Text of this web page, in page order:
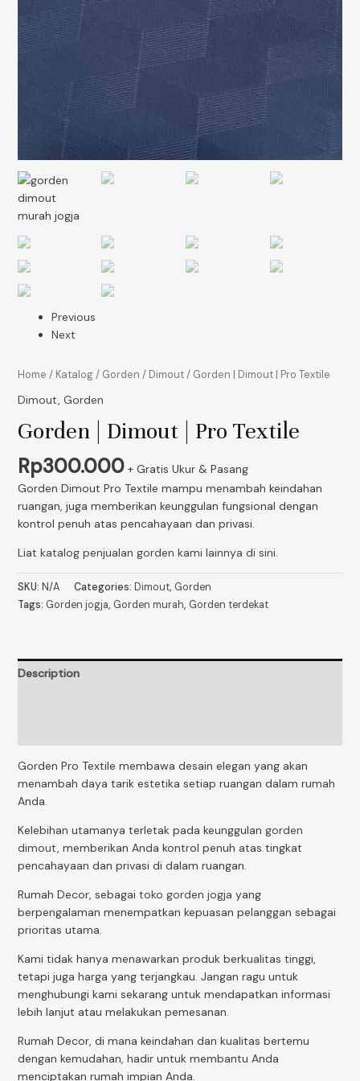
Previous
Next
Home / Katalog/ Gorden / Dimout/ Gorden | Dimout | Pro Textile
Dimout, Gorden
Gorden | Dimout | Pro Textile
Rp300.000 + Gratis Ukur & Pasang
Gorden Dimout Pro Textile mampu menambah keindahan
ruangan, juga memberikan keunggulan fungsional dengan
kontrol penuh atas pencahayaan dan privasi.
Liat katalog penjualan gorden kami lainnya di sini.
SKU: N/A Categories: Dimout, Gorden
Tags: Gorden jogja, Gorden murah, Gorden terdekat
Description
Gorden Pro Textile membawa desain elegan yang akan
menambah daya tarik estetika setiap ruangan dalam rumah
Anda.
Kelebihan utamanya terletak pada keunggulan gorden
dimout, memberikan Anda kontrol penuh atas tingkat
pencahayaan dan privasi di dalam ruangan.
Rumah Decor, sebagai toko gorden jogja yang
berpengalaman menempatkan kepuasan pelanggan sebagai
prioritas utama.
Kami tidak hanya menawarkan produk berkualitas tinggi,
tetapi juga harga yang terjangkau. Jangan ragu untuk
menghubungi kami sekarang untuk mendapatkan informasi
lebih lanjut atau melakukan pemesanan.
Rumah Decor, di mana keindahan dan kualitas bertemu
dengan kemudahan, hadir untuk membantu Anda
menciptakan rumah impian Anda.